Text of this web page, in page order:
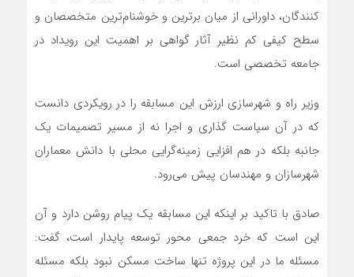
کنندگان، داورانی از میان برترین و خوشنام‌ترین متخصصان و
سطح کیفی کم نظیر آثار گواهی بر اهمیت این رویداد در
جامعه تخصصی است.
وزیر راه و شهرسازی ارزش این مسابقه را در رویکردی دانست
که در آن سیاست گذاری و اجرا نه از مسیر تصمیمات یک
جانبه بلکه در هم افزایی زمینه‌گرایی محلی با دانش معماران
شهرسازان و مهندسان پیش می‌رود.
صادق با تاکید بر اینکه این مسابقه یک پیام روشن دارد و آن
این است که خرد جمعی محور توسعه پایدار است، گفت:
مسئله ما در این پروژه تنها ساخت مسکن نبود بلکه مسئله